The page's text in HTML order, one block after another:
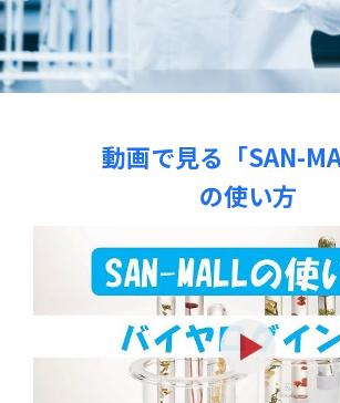
動画で見る「SAN-
の使い方